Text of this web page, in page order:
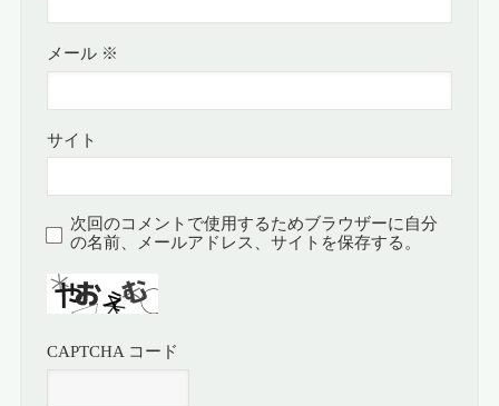
メール ※
サイト
次回のコメントで使用するためブラウザーに自分
の名前、メールアドレス、サイトを保存する。
CAPTCHA コード